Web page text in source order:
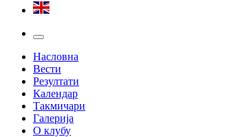
Насловна
Вести
Резултати
Календар
Такмичари
Галерија
О клубу